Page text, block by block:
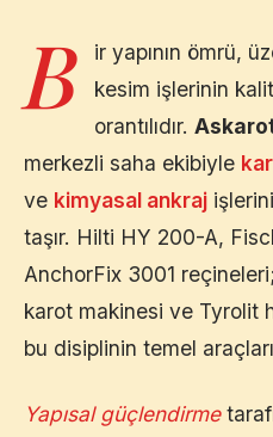
B
ir yapının ömrü,
kesim işlerinin
orantılıdır.
merkezli saha ekibiyle
ve kimyasal ankraj
taşır. Hilti HY 200-A,
AnchorFix 3001
karot makinesi ve Tyrolit
bu disiplinin temel
Yapısal güçlendirme